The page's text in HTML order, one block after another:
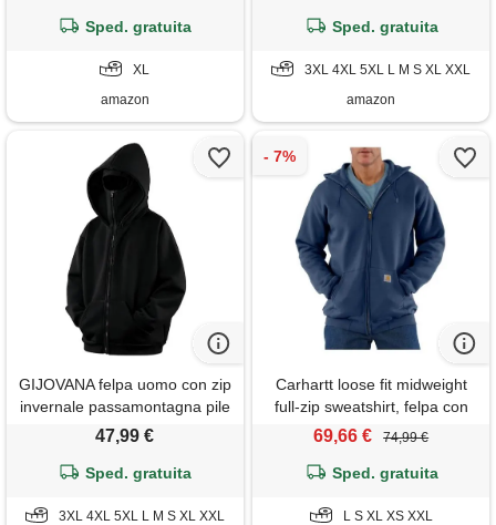
Sped. gratuita
XL
amazon
Sped. gratuita
3XL 4XL 5XL L M S XL XXL
amazon
GIJOVANA felpa uomo con zip
invernale passamontagna pile
giacca hip hop
47,99 €
Sped. gratuita
3XL 4XL 5XL L M S XL XXL
Carhartt loose fit midweight
full-zip sweatshirt, felpa con
cappuccio uomo, blu (nuovo
69,66 € 74,99 €
Sped. gratuita
L S XL XS XXL